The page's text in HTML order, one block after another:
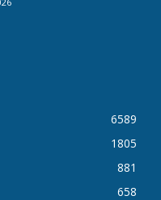
6589
1805
881
658